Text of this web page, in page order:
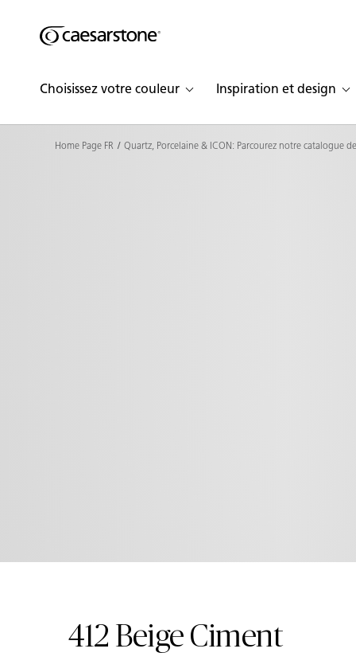
Shaped
The Pebbles
Collection
Skip to Main Content
Choisissez votre couleur Inspiration et design
Skip to Main Footer
Home Page FR Quartz, Porcelaine & ICON: Parcourez notre catalogue
412 Beige Ciment